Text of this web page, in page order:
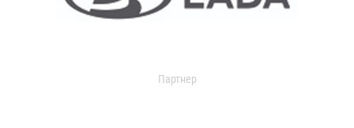
Партнер